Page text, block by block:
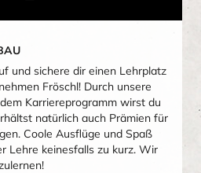
und sichere dir einen Lehrplatz
Fröschl! Durch unsere
Karriereprogramm wirst du
natürlich auch Prämien für
Coole Ausflüge und Spaß
Lehre keinesfalls zu kurz. Wir